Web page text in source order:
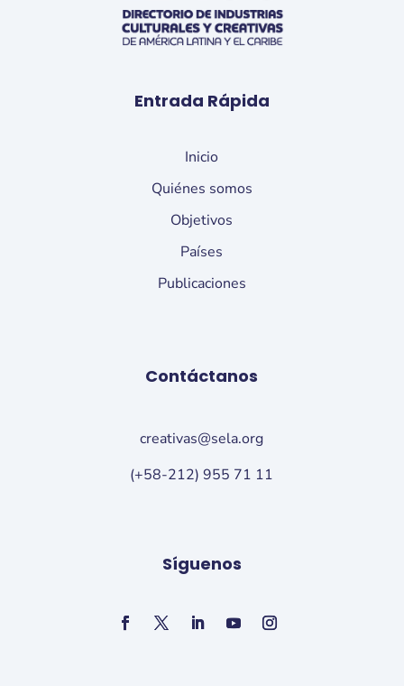
Entrada Rápida
Inicio
Quiénes somos
Objetivos
Países
Publicaciones
Contáctanos
creativas@sela.org
(+58-212) 955 71 11
Síguenos